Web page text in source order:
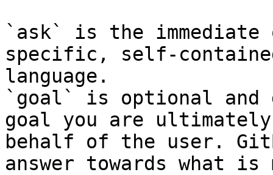
`ask` is the
specific, self-
language.
`goal` is optional and
goal you are
behalf of the user.
answer towards what